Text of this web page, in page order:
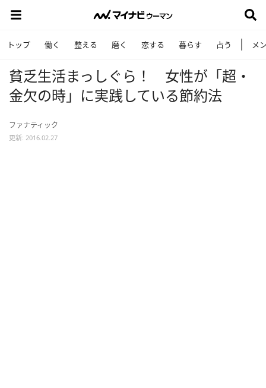
トップ 働く 整える 磨く 恋する 暮らす 占う メ
貧乏生活まっしぐら！ 女性が「超・
金欠の時」に実践している節約法
ファナティック
更新: 2016.02.27